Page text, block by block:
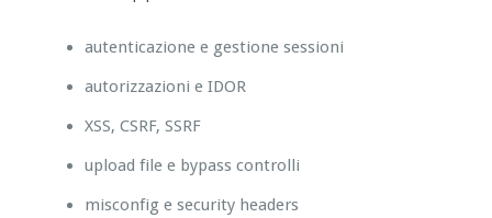
autenticazione e gestione sessioni
autorizzazioni e IDOR
XSS, CSRF, SSRF
upload file e bypass controlli
misconfig e security headers